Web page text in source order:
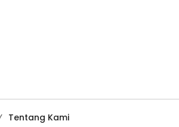
Tentang Kami